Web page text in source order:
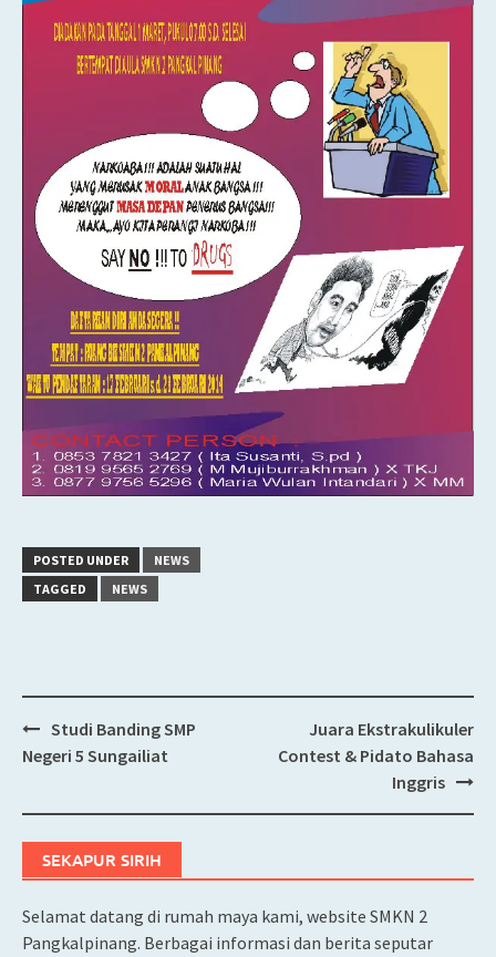
POSTED UNDER
NEWS
TAGGED
NEWS
Post
navigation
Studi Banding SMP
Negeri 5 Sungailiat
Juara Ekstrakulikuler
Contest & Pidato Bahasa
Inggris
SEKAPUR SIRIH
Selamat datang di rumah maya kami, website SMKN 2
Pangkalpinang. Berbagai informasi dan berita seputar